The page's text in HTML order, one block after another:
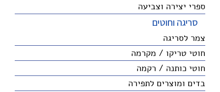
ספרי יצירה וצביעה
סריגה וחוטים
צמר לסריגה
חוטי טריקו / מקרמה
חוטי כותנה / רקמה
בדים ומוצרים לתפירה